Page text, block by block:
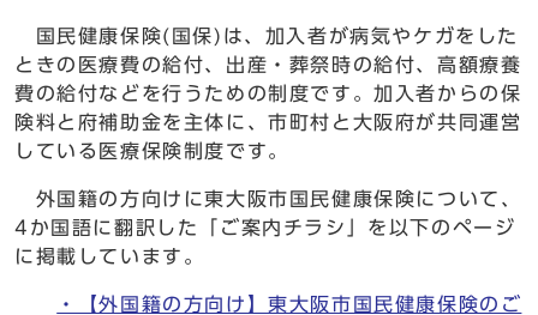
国民健康保険(国保)は、加入者が病気やケガをした
ときの医療費の給付、出産・葬祭時の給付、高額療養
費の給付などを行うための制度です。加入者からの保
険料と府補助金を主体に、市町村と大阪府が共同運営
している医療保険制度です。
外国籍の方向けに東大阪市国民健康保険について、
4か国語に翻訳した「ご案内チラシ」を以下のページ
に掲載しています。
・【外国籍の方向け】東大阪市国民健康保険のご